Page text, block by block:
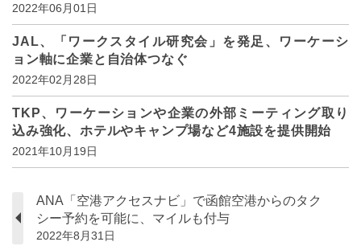
2022年06月01日
JAL、「ワークスタイル研究会」を発足、ワーケーシ
ョン軸に企業と自治体つなぐ
2022年02月28日
TKP、ワーケーションや企業の外部ミーティング取り
込み強化、ホテルやキャンプ場など4施設を提供開始
2021年10月19日
ANA「空港アクセスナビ」で函館空港からのタク
シー予約を可能に、マイルも付与
2022年8月31日